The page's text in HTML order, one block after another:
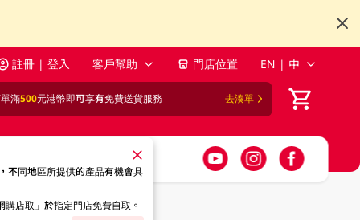
註冊 | 登入 客戶幫助 門店位置 EN | 中
滿500元港幣即可享有免費送貨服務 去湊單
不同地區所提供的產品有機會具
店取」於指定門店免費自取。